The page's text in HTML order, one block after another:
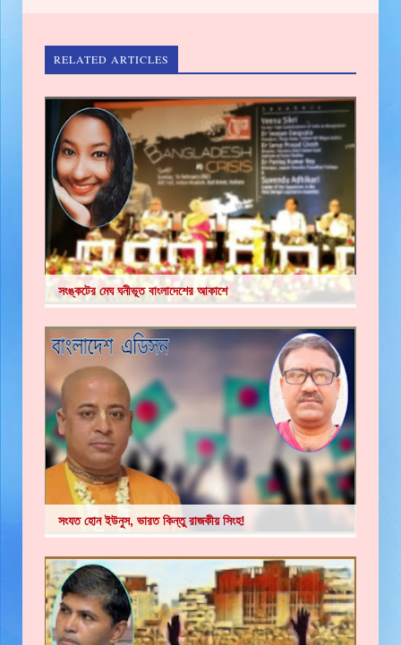
RELATED ARTICLES
সংঙ্কটের মেঘ ঘনীভূত বাংলাদেশের আকাশে
সংযত হোন ইউনুস, ভারত কিন্তু রাজকীয় সিংহ!